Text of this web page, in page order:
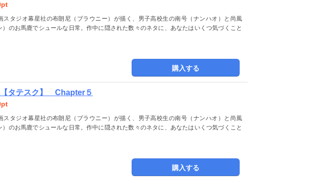
スタジオ幕星社の布朗尼（ブラウニー）が描く、男子高校生の南号（ナンハオ）と尚風
）のお馬鹿でシュールな日常。作中に隠された数々のネタに、あなたはいくつ気づくこと
購入する
タテスク】 Chapter５
スタジオ幕星社の布朗尼（ブラウニー）が描く、男子高校生の南号（ナンハオ）と尚風
）のお馬鹿でシュールな日常。作中に隠された数々のネタに、あなたはいくつ気づくこと
購入する